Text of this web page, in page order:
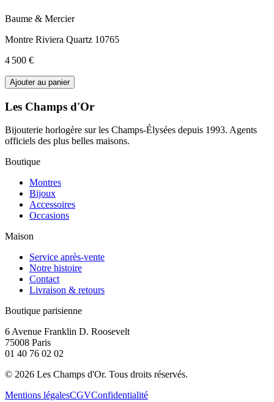
Baume & Mercier
Montre Riviera Quartz 10765
4 500 €
Ajouter au panier
Les Champs d'Or
Bijouterie horlogère sur les Champs-Élysées depuis 1993. Agents
officiels des plus belles maisons.
Boutique
Montres
Bijoux
Accessoires
Occasions
Maison
Service après-vente
Notre histoire
Contact
Livraison & retours
Boutique parisienne
6 Avenue Franklin D. Roosevelt
75008 Paris
01 40 76 02 02
© 2026 Les Champs d'Or. Tous droits réservés.
Mentions légalesCGVConfidentialité